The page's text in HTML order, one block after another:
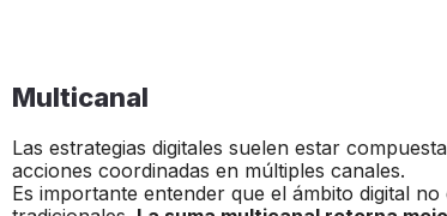
Multicanal
Las estrategias digitales suelen estar
acciones coordinadas en múltiples canales.
Es importante entender que el ámbito digital